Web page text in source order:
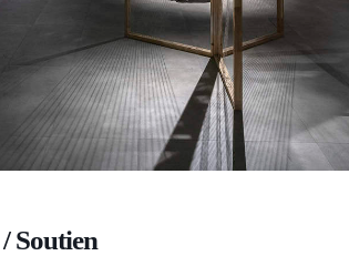
Soutien